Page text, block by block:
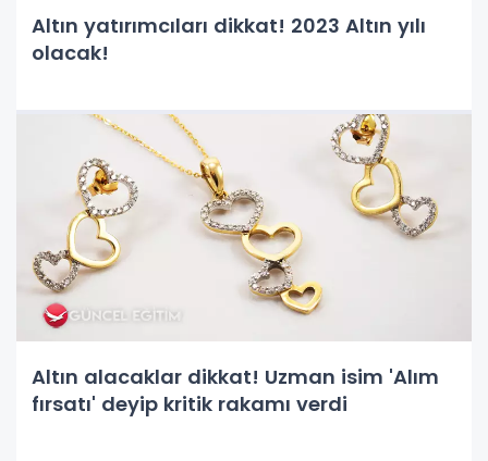
Altın yatırımcıları dikkat! 2023 Altın yılı
olacak!
Altın alacaklar dikkat! Uzman isim 'Alım
fırsatı' deyip kritik rakamı verdi